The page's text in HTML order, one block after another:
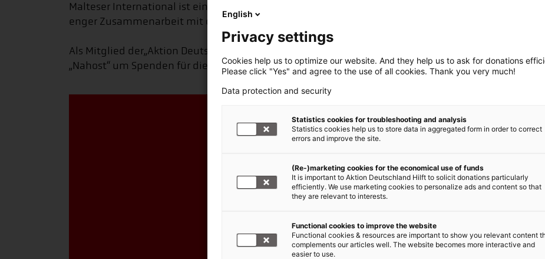
Malteser International ist eine Nichtregierungsorganisation mit Hauptsitz in Köln, die weltweit
enger Zusammenarbeit mit den 46 internationalen Assoziationen des Malteserordens.
Als Mitglied der„Aktion Deutschland Hilft“, dem Bündnis der Hilfsorganisationen, bittet Malteser
„Nahost“ um Spenden für die Kriegsopfer und Flüchtlinge:
+++ Spendenaufruf +++
bittet dringend um Spenden für die Nothilfe weltweit
IBAN DE62 3702 0500 0000 1020 30, BIC: BFSWDE33XXX
English
Privacy settings
Cookies help us to optimize our website. And they help us to ask for donations
Please click "Yes" and agree to the use of all cookies. Thank you very much!
Data protection and security
Statistics cookies for troubleshooting and analysis
Statistics cookies help us to store data in aggregated form in order to correct
errors and improve the site.
(Re-)marketing cookies for the economical use of funds
It is important to Aktion Deutschland Hilft to solicit donations particularly
efficiently. We use marketing cookies to personalize ads and content so that
they are relevant to interests.
Functional cookies to improve the website
Functional cookies & resources are important to show you relevant content
complements our articles well. The website becomes more interactive and
easier to use.